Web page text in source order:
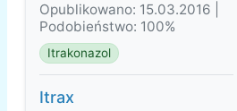
Opublikowano: 15.03.2016 |
Podobieństwo: 100%
Itrakonazol
Itrax